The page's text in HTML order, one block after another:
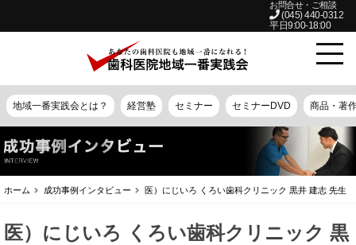
お問合せ・ご相談
(045) 440-0312
平日9:00-18:00
地域一番実践会とは？ 経営塾 セミナー セミナーDVD 商品・著
ホーム 成功事例インタビュー 医）にじいろ くろい歯科クリニック 黒井 建志 先生
医）にじいろ くろい歯科クリニック 黒